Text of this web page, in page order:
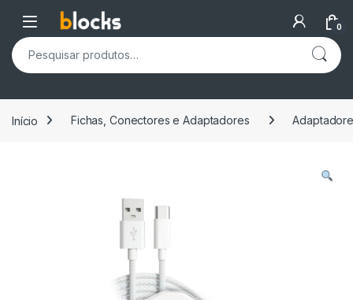
Skip to navigation
Skip to content
Open 0
Pesquisar por:
Início Fichas, Conectores e Adaptadores